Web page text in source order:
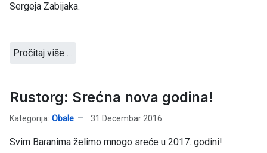
Sergeja Zabijaka.
Pročitaj više …
Rustorg: Srećna nova godina!
Kategorija: Obale 31 Decembar 2016
Svim Baranima želimo mnogo sreće u 2017. godini!